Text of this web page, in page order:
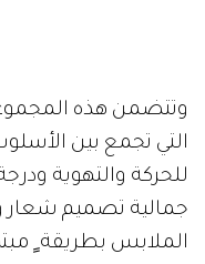
وتتضمن هذه
التي تجمع بين
جمالية تصميم
الملابس بطريقة